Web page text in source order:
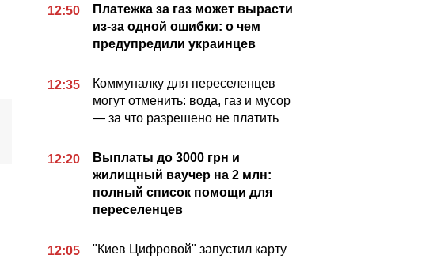
12:50
Платежка за газ может вырасти
из-за одной ошибки: о чем
предупредили украинцев
12:35
Коммуналку для переселенцев
могут отменить: вода, газ и мусор
— за что разрешено не платить
12:20
Выплаты до 3000 грн и
жилищный ваучер на 2 млн:
полный список помощи для
переселенцев
12:05
"Киев Цифровой" запустил карту